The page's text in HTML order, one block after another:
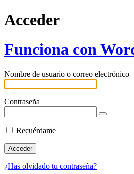
Acceder
Funciona con
Nombre de usuario o correo electrónico
Contraseña
Recuérdame
¿Has olvidado tu contraseña?